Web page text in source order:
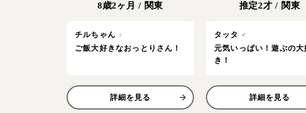
8歳2ヶ月 / 関東
チルちゃん ♀
ご飯大好きなおっとりさん！
詳細を見る
推定2才 / 関東
タッタ
♂
元気いっぱい！遊ぶの大
き！
詳細を見る